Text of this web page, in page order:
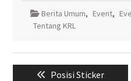
Berita Umum, Event,
Tentang KRL
Previous
Posisi Sticker